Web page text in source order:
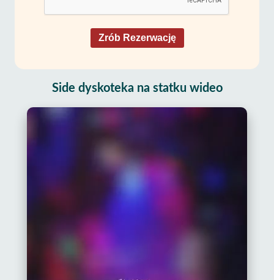
Zrób Rezerwację
Side dyskoteka na statku wideo